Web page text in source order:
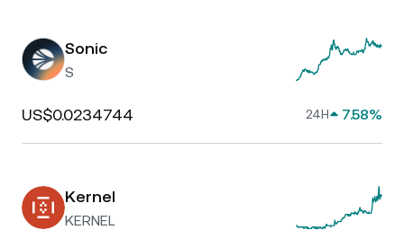
Sonic
S
US$0.0234744 24H 7.58%
Kernel
KERNEL